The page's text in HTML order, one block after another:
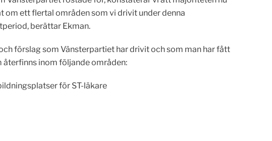
om ett flertal områden som vi drivit under denna
berättar Ekman.
förslag som Vänsterpartiet har drivit och som man har fått
återfinns inom följande områden:
för ST-läkare